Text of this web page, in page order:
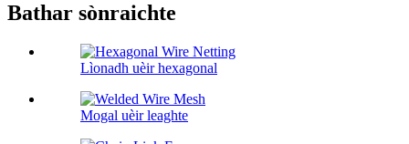
Bathar sònraichte
Lìonadh uèir hexagonal
Mogal uèir leaghte